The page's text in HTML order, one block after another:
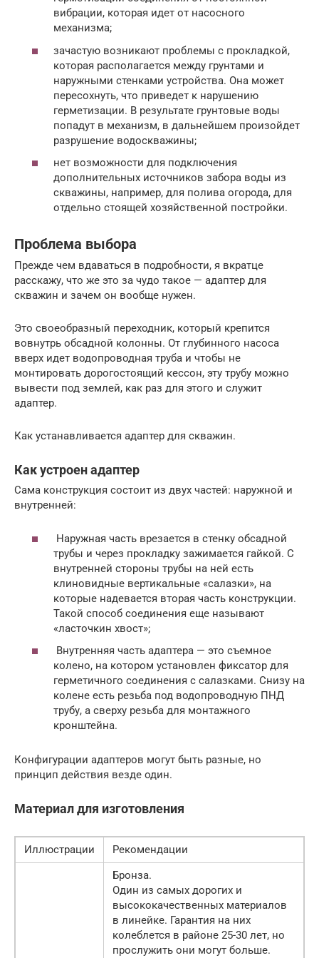
вибрации, которая идет от насосного
механизма;
зачастую возникают проблемы с прокладкой,
которая располагается между грунтами и
наружными стенками устройства. Она может
пересохнуть, что приведет к нарушению
герметизации. В результате грунтовые воды
попадут в механизм, в дальнейшем произойдет
разрушение водоскважины;
нет возможности для подключения
дополнительных источников забора воды из
скважины, например, для полива огорода, для
отдельно стоящей хозяйственной постройки.
Проблема выбора
Прежде чем вдаваться в подробности, я вкратце
расскажу, что же это за чудо такое — адаптер для
скважин и зачем он вообще нужен.
Это своеобразный переходник, который крепится
вовнутрь обсадной колонны. От глубинного насоса
вверх идет водопроводная труба и чтобы не
монтировать дорогостоящий кессон, эту трубу можно
вывести под землей, как раз для этого и служит
адаптер.
Как устанавливается адаптер для скважин.
Как устроен адаптер
Сама конструкция состоит из двух частей: наружной и
внутренней:
Наружная часть врезается в стенку обсадной
трубы и через прокладку зажимается гайкой. С
внутренней стороны трубы на ней есть
клиновидные вертикальные «салазки», на
которые надевается вторая часть конструкции.
Такой способ соединения еще называют
«ласточкин хвост»;
Внутренняя часть адаптера — это съемное
колено, на котором установлен фиксатор для
герметичного соединения с салазками. Снизу на
колене есть резьба под водопроводную ПНД
трубу, а сверху резьба для монтажного
кронштейна.
Конфигурации адаптеров могут быть разные, но
принцип действия везде один.
Материал для изготовления
Иллюстрации
Рекомендации
Бронза.
Один из самых дорогих и
высококачественных материалов
в линейке. Гарантия на них
колеблется в районе 25-30 лет, но
прослужить они могут больше.